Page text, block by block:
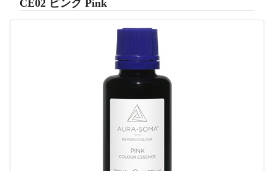
CE02 ピンク Pink